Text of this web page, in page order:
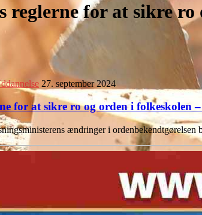
reglerne for at sikre
27. september 2024
for at sikre ro og orden i folkeskolen
ændringer i